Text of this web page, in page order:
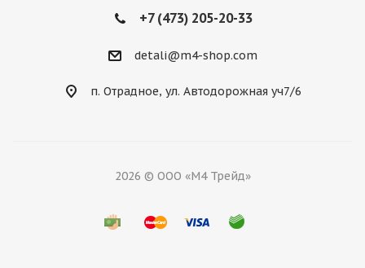
+7 (473) 205-20-33
detali@m4-shop.com
п. Отрадное, ул. Автодорожная уч7/6
2026 © ООО «М4 Трейд»